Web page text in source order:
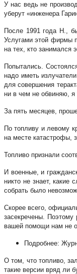
У нас ведь не
уберут «инженера
После 1991 года Н.,
Услугами этой фирмы
на тех, кто занимался
Попытались.
надо иметь
для совершения
ни в чем не обвиняю, я
За пять месяцев,
По топливу и левому
на месте катастрофы,
Топливо признали
И военные, и
никто не знает,
собрать было
Скорее всего,
засекречены. Поэтому
вашей помощи нам не
Подробнее:
О том, что топливо,
такие версии вряд ли